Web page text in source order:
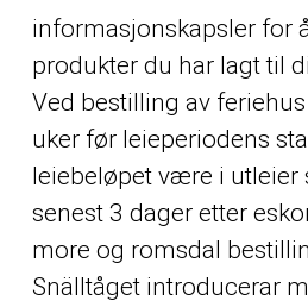
informasjonskapsler for
produkter du har lagt til
Ved bestilling av
uker før leieperiodens
leiebeløpet være i utleier
senest 3 dager etter
more og romsdal
Snälltåget introducerar